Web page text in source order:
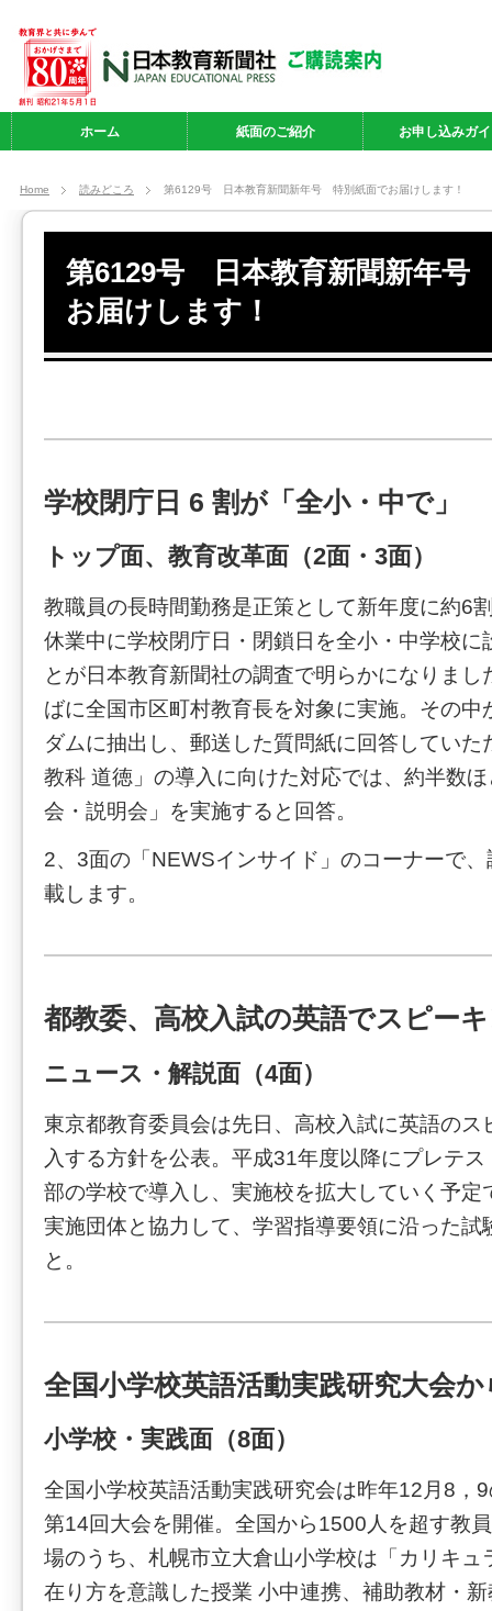
ホーム 紙面のご紹介 お申し込みガ
Home 読みどころ 第6129号 日本教育新聞新年号 特別紙面でお届けします！
第6129号 日本教育新聞新年号
お届けします！
学校閉庁日 6 割が「全小・中で」
トップ面、教育改革面（2面・3面）
教職員の長時間勤務是正策として新年度に約6
休業中に学校閉庁日・閉鎖日を全小・中学校に
とが日本教育新聞社の調査で明らかになりま
ばに全国市区町村教育長を対象に実施。その中
ダムに抽出し、郵送した質問紙に回答していた
教科 道徳」の導入に向けた対応では、約半数
会・説明会」を実施すると回答。
2、3面の「NEWSインサイド」のコーナーで
載します。
都教委、高校入試の英語でスピー
ニュース・解説面（4面）
東京都教育委員会は先日、高校入試に英語のス
入する方針を公表。平成31年度以降にプレテ
部の学校で導入し、実施校を拡大していく予定
実施団体と協力して、学習指導要領に沿った試
と。
全国小学校英語活動実践研究大会
小学校・実践面（8面）
全国小学校英語活動実践研究会は昨年12月8，
第14回大会を開催。全国から1500人を超す教
場のうち、札幌市立大倉山小学校は「カリキュ
在り方を意識した授業 小中連携、補助教材・